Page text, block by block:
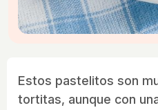
Estos pastelitos son
tortitas, aunque con